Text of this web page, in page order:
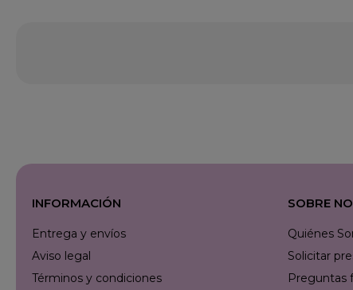
INFORMACIÓN
Entrega y envíos
Aviso legal
Términos y condiciones
SOBRE
Quiénes
Solicitar
Preguntas